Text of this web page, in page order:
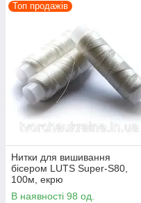
Топ продажів
Нитки для вишивання
бісером LUTS Super-S80,
100м, екрю
В наявності 98 од.